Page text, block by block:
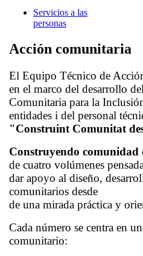
Servicios a las
personas
Acción comunitaria
El Equipo Técnico de
en el marco del desarrollo
Comunitaria para la
entidades i del personal
"Construint Comunitat
Construyendo comunidad
de cuatro volúmenes
dar apoyo al diseño,
comunitarios desde
de una mirada práctica y
Cada número se centra en
comunitario: